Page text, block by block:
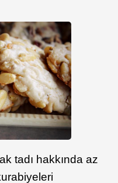
tadı hakkında az